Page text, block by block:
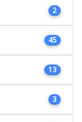
2
45
13
3